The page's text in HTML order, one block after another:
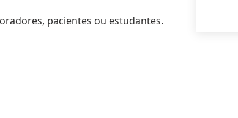
pacientes ou estudantes.